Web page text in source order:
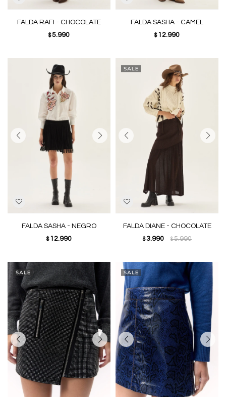
FALDA RAFI - CHOCOLATE
$5.990
FALDA SASHA - CAMEL
$ 12.990
FALDA SASHA - NEGRO
$ 12.990
FALDA DIANE - CHOCOLATE
$ 3.990 $5.990